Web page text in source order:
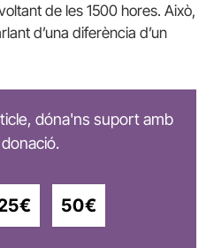
de les 1500 hores. Això,
d’una diferència d’un
dóna'ns suport amb
50€